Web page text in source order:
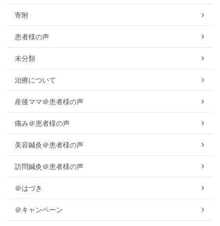
寄附
患者様の声
未分類
治療について
産後ママ＠患者様の声
痛み＠患者様の声
美容鍼灸＠患者様の声
訪問鍼灸＠患者様の声
＠はづき
＠キャンペーン